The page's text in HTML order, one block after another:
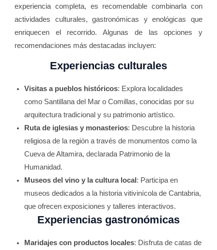
experiencia completa, es recomendable combinarla con
actividades culturales, gastronómicas y enológicas que
enriquecen el recorrido. Algunas de las opciones y
recomendaciones más destacadas incluyen:
Experiencias culturales
Visitas a pueblos históricos: Explora localidades
como Santillana del Mar o Comillas, conocidas por su
arquitectura tradicional y su patrimonio artístico.
Ruta de iglesias y monasterios: Descubre la historia
religiosa de la región a través de monumentos como la
Cueva de Altamira, declarada Patrimonio de la
Humanidad.
Museos del vino y la cultura local : Participa en
museos dedicados a la historia vitivinícola de Cantabria,
que ofrecen exposiciones y talleres interactivos.
Experiencias gastronómicas
Maridajes con productos locales: Disfruta de catas de